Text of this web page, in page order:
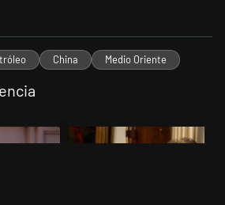
China Medio Oriente
con el título "Las incosistencias de
Un artículo de tendencia con el